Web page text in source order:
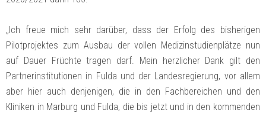
„Ich freue mich sehr darüber, dass der Erfolg des bisherigen
Pilotprojektes zum Ausbau der vollen Medizinstudienplätze nun
auf Dauer Früchte tragen darf. Mein herzlicher Dank gilt den
Partnerinstitutionen in Fulda und der Landesregierung, vor allem
aber hier auch denjenigen, die in den Fachbereichen und den
Kliniken in Marburg und Fulda, die bis jetzt und in den kommenden